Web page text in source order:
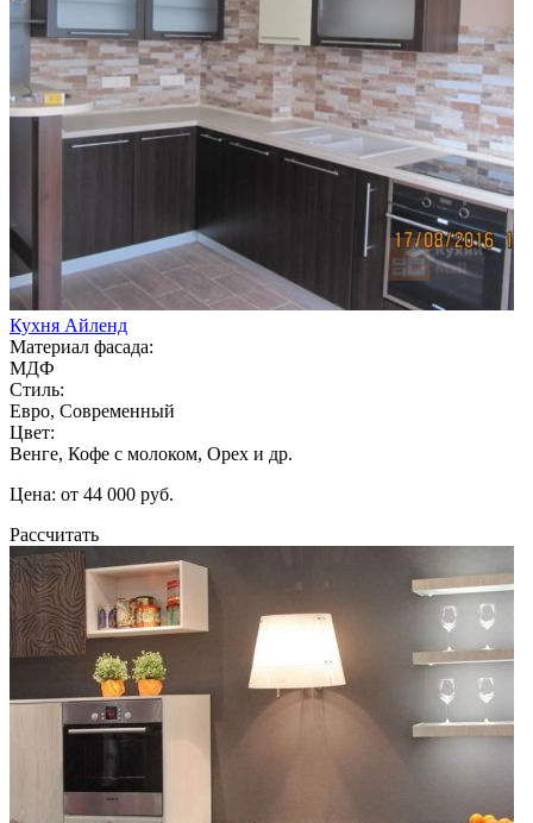
Кухня Айленд
Материал фасада:
МДФ
Стиль:
Евро, Современный
Цвет:
Венге, Кофе с молоком, Орех и др.
Цена: от 44 000 руб.
Рассчитать